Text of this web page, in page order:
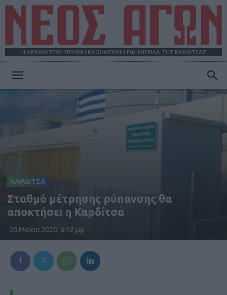
Η ΑΡΧΑΙΟΤΕΡΗ ΠΡΩΪΝΗ ΚΑΘΗΜΕΡΙΝΗ ΕΦΗΜΕΡΙΔΑ ΤΗΣ ΚΑΡΔΙΤΣΑΣ
ΑΓΩΝ
ΚΑΡΔΙΤΣΑ
Σταθμό μέτρησης ρύπανσης θα
αποκτήσει η Καρδίτσα
20 Μαΐου 2020, 6:12 μμ